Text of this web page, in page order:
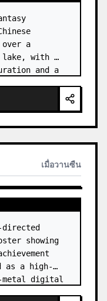
a
with
and a
white jade
เมื่อวานซืน
showing
as a high-
metal digital